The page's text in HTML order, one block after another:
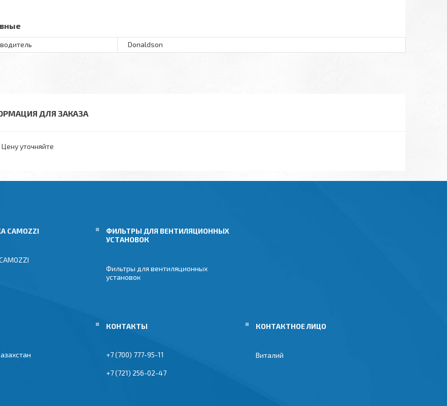
Donaldson
ДЛЯ ЗАКАЗА
Цену уточняйте
CAMOZZI
ФИЛЬТРЫ ДЛЯ ВЕНТИЛЯЦИОННЫХ
УСТАНОВОК
Фильтры для вентиляционных
установок
+7 (700) 777-95-11
+7 (721) 256-02-47
Виталий